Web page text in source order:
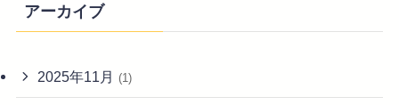
アーカイブ
2025年11月 (1)